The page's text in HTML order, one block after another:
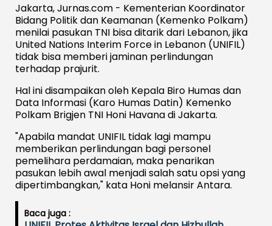
Jakarta, Jurnas.com - Kementerian Koordinator
Bidang Politik dan Keamanan (Kemenko Polkam)
menilai pasukan TNI bisa ditarik dari Lebanon, jika
United Nations Interim Force in Lebanon (UNIFIL)
tidak bisa memberi jaminan perlindungan
terhadap prajurit.
Hal ini disampaikan oleh Kepala Biro Humas dan
Data Informasi (Karo Humas Datin) Kemenko
Polkam Brigjen TNI Honi Havana di Jakarta.
"Apabila mandat UNIFIL tidak lagi mampu
memberikan perlindungan bagi personel
pemelihara perdamaian, maka penarikan
pasukan lebih awal menjadi salah satu opsi yang
dipertimbangkan," kata Honi melansir Antara.
Baca juga :